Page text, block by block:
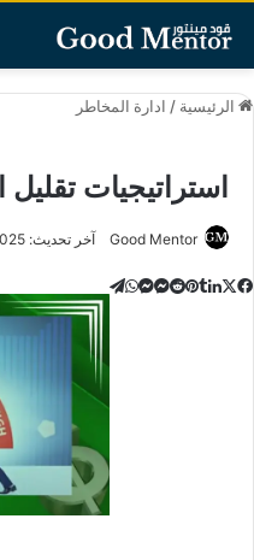
الرئيسية / ادارة المخاطر
استراتيجيات
Good Mentor آخر تحديث: 12/03/2025
فيسبوك‫Xلينكدإن
بينتيريست
ماسنجر
ماسنجر
واتساب
تيلقرام